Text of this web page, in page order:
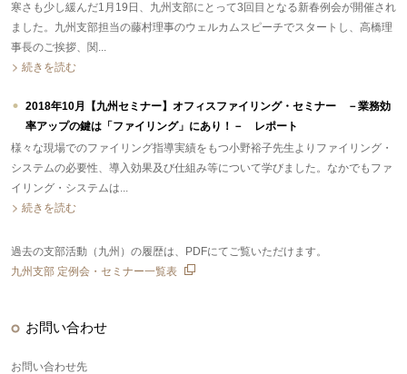
寒さも少し緩んだ1月19日、九州支部にとって3回目となる新春例会が開催され
ました。九州支部担当の藤村理事のウェルカムスピーチでスタートし、高橋理
事長のご挨拶、関...
続きを読む
2018年10月【九州セミナー】オフィスファイリング・セミナー －業務効
率アップの鍵は「ファイリング」にあり！－ レポート
様々な現場でのファイリング指導実績をもつ小野裕子先生よりファイリング・
システムの必要性、導入効果及び仕組み等について学びました。なかでもファ
イリング・システムは...
続きを読む
過去の支部活動（九州）の履歴は、PDFにてご覧いただけます。
九州支部 定例会・セミナー一覧表
お問い合わせ
お問い合わせ先